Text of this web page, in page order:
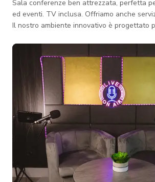
Sala conferenze ben attrezzata, perfetta
ed eventi. TV inclusa. Offriamo anche
Il nostro ambiente innovativo è progettato
tua azienda può prosperare e le tue idee